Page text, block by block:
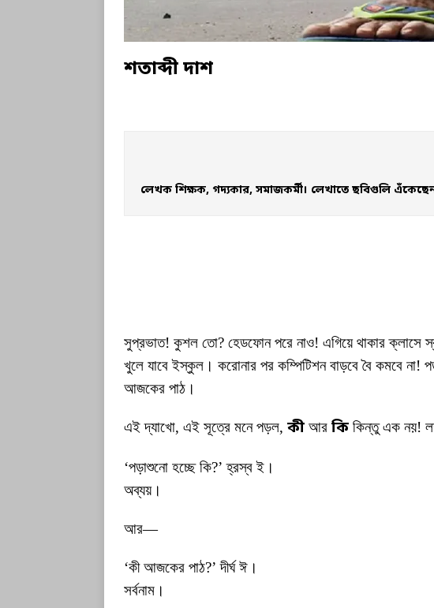
শতাব্দী দাশ
লেখক শিক্ষক, গদ্যকার, সমাজকর্মী। লেখাতে ছবিগুলি এঁকেছেন
সুপ্রভাত! কুশল তো? হেডফোন পরে নাও! এগিয়ে থাকার ক্লাসে
খুলে যাবে ইস্কুল। করোনার পর কম্পিটিশন বাড়বে বৈ কমবে না!
আজকের পাঠ।
এই দ্যাখো, এই সূত্রে মনে পড়ল, কী আর কি কিন্তু এক নয়!
‘পড়াশুনো হচ্ছে কি?’ হ্রস্ব ই।
অব্যয়।
আর—
‘কী আজকের পাঠ?’ দীর্ঘ ঈ।
সর্বনাম।